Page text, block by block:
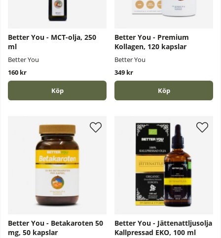
Better You - MCT-olja, 250
ml
Better You
160 kr
Köp
Better You - Premium
Kollagen, 120 kapslar
Better You
349 kr
Köp
Better You - Betakaroten 50
mg, 50 kapslar
Better You - Jättenattljusolja
Kallpressad EKO, 100 ml